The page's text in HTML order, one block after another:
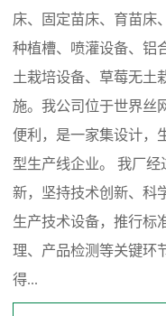
床、固定苗床、育苗床
种植槽、喷灌设备、铝
土栽培设备、草莓无土
施。我公司位于世界
便利，是一家集设计，
型生产线企业。 我厂
新，坚持技术创新、科
生产技术设备，推行标
理、产品检测等关键环
得...